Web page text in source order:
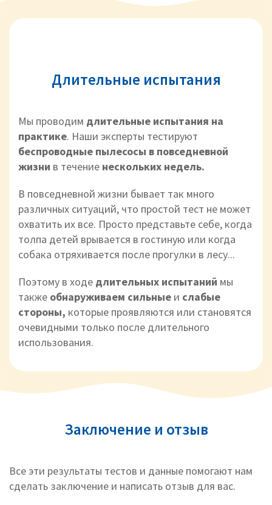
Длительные испытания
Мы проводим длительные испытания на
практике. Наши эксперты тестируют
беспроводные пылесосы в повседневной
жизни в течение нескольких недель.
В повседневной жизни бывает так много
различных ситуаций, что простой тест не может
охватить их все. Просто представьте себе, когда
толпа детей врывается в гостиную или когда
собака отряхивается после прогулки в лесу...
Поэтому в ходе длительных испытаний мы
также обнаруживаем сильные и слабые
стороны, которые проявляются или становятся
очевидными только после длительного
использования.
Заключение и отзыв
Все эти результаты тестов и данные помогают нам
сделать заключение и написать отзыв для вас.